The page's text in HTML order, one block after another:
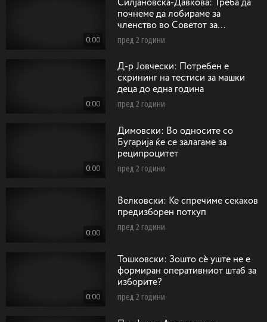
0:00
Силјановска-Давкова: Треба да
почнеме да лобираме за
членство во Советот за
безбедност на ОН како
пред 2 години
0:00
Д-р Јовчески: Потребен е
скрининг на тестиси за машки
деца до една година
пред 2 години
0:00
Димовски: Во односите со
Бугарија ќе се залагаме за
реципроцитет
пред 2 години
0:00
Велковски: Ќе спречиме секаков
предизборен поткуп
пред 2 години
0:00
Тошковски: Зошто сѐ уште не е
формиран оперативниот штаб за
изборите?
пред 2 години